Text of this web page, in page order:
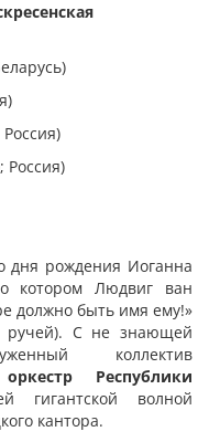
Россия)
дня рождения Иоганна
котором Людвиг ван
должно быть имя ему!»
ручей). С не знающей
коллектив
Республики
гигантской волной
кантора.